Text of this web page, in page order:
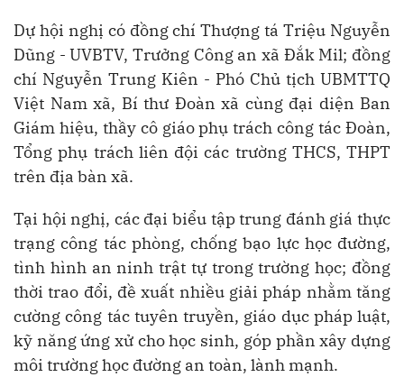
Dự hội nghị có đồng chí Thượng tá Triệu Nguyễn
Dũng - UVBTV, Trưởng Công an xã Đắk Mil; đồng
chí Nguyễn Trung Kiên - Phó Chủ tịch UBMTTQ
Việt Nam xã, Bí thư Đoàn xã cùng đại diện Ban
Giám hiệu, thầy cô giáo phụ trách công tác Đoàn,
Tổng phụ trách liên đội các trường THCS, THPT
trên địa bàn xã.
Tại hội nghị, các đại biểu tập trung đánh giá thực
trạng công tác phòng, chống bạo lực học đường,
tình hình an ninh trật tự trong trường học; đồng
thời trao đổi, đề xuất nhiều giải pháp nhằm tăng
cường công tác tuyên truyền, giáo dục pháp luật,
kỹ năng ứng xử cho học sinh, góp phần xây dựng
môi trường học đường an toàn, lành mạnh.